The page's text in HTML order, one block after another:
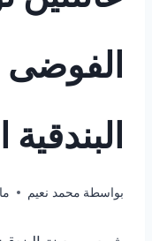
البندقية
بواسطة محمد نعيم